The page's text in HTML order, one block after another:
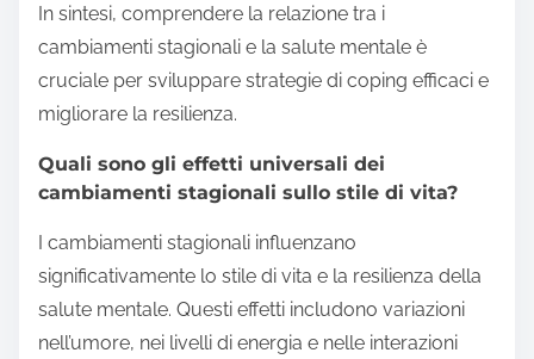
In sintesi, comprendere la relazione tra i
cambiamenti stagionali e la salute mentale è
cruciale per sviluppare strategie di coping efficaci e
migliorare la resilienza.
Quali sono gli effetti universali dei
cambiamenti stagionali sullo stile di vita?
I cambiamenti stagionali influenzano
significativamente lo stile di vita e la resilienza della
salute mentale. Questi effetti includono variazioni
nell’umore, nei livelli di energia e nelle interazioni